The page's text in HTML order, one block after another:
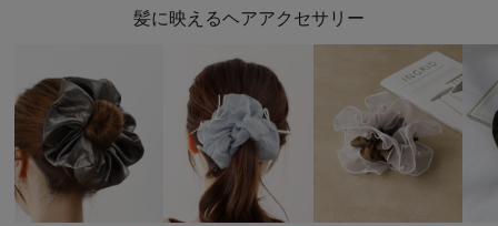
髪に映えるヘアアクセサリー